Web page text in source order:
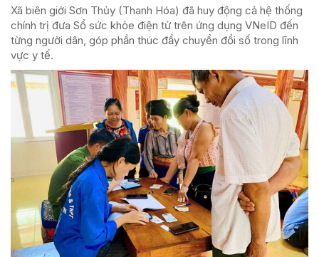
Xã biên giới Sơn Thủy (Thanh Hóa) đã huy động cả hệ thống
chính trị đưa Sổ sức khỏe điện tử trên ứng dụng VNeID đến
từng người dân, góp phần thúc đẩy chuyển đổi số trong lĩnh
vực y tế.